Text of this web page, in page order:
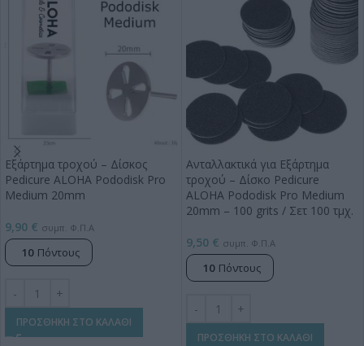
Εξάρτημα τροχού – Δίσκος
Pedicure ALOHA Pododisk Pro
Medium 20mm
9,90 € συμπ. Φ.Π.Α
10 Πόντους
ΠΡΟΣΘΗΚΗ ΣΤΟ ΚΑΛΑΘΙ
Ανταλλακτικά για Εξάρτημα
τροχού – Δίσκο Pedicure
ALOHA Pododisk Pro Medium
20mm – 100 grits / Σετ 100 τμχ.
9,50 € συμπ. Φ.Π.Α
10 Πόντους
ΠΡΟΣΘΗΚΗ ΣΤΟ ΚΑΛΑΘΙ